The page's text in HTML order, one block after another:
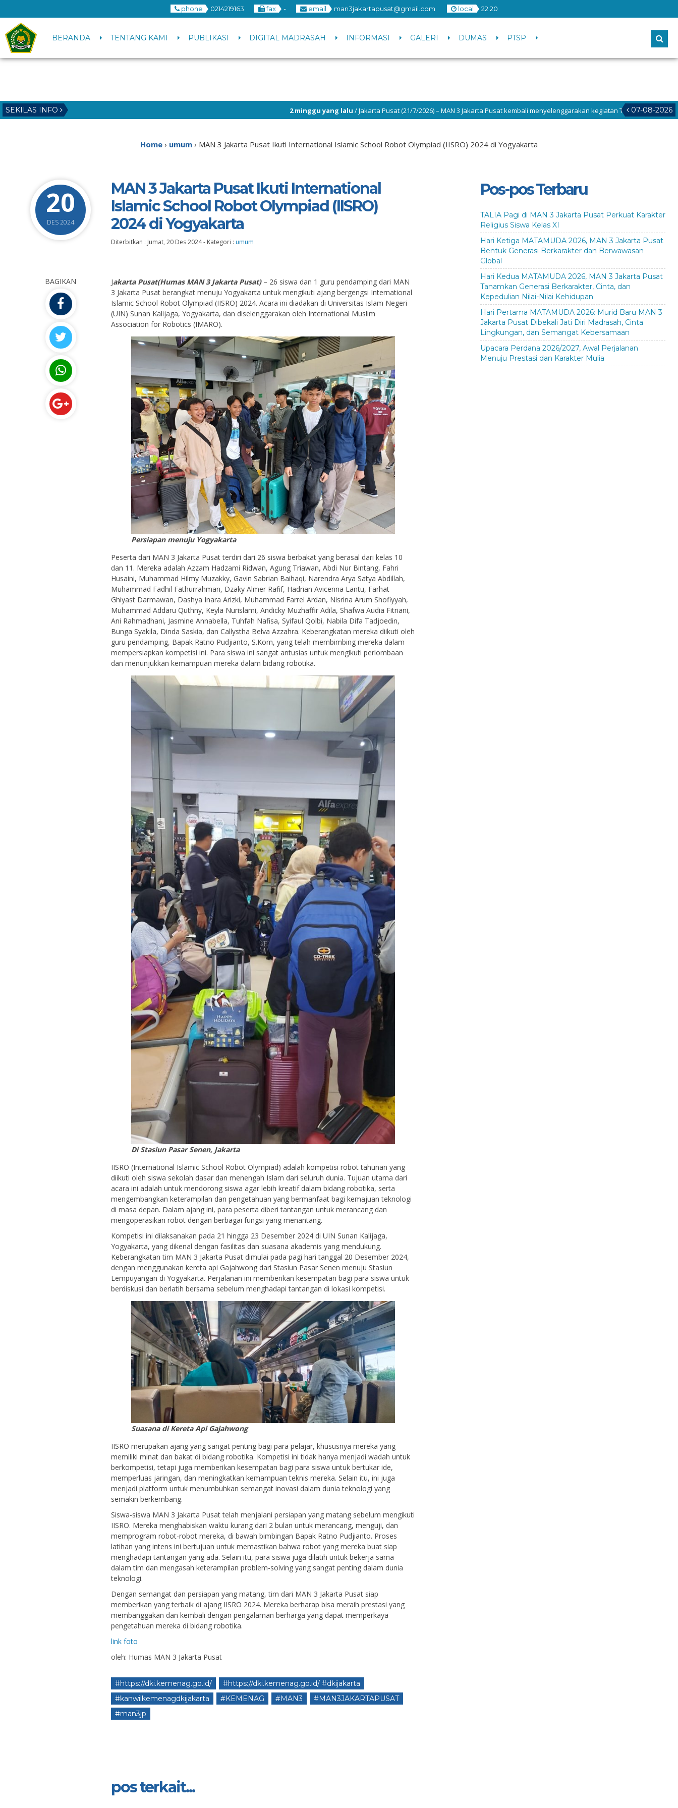
phone 0214219163 fax - email man3jakartapusat@gmail.com local 22:20
BERANDA TENTANG KAMI PUBLIKASI DIGITAL MADRASAH INFORMASI GALERI DUMAS PTSP
SEKILAS INFO 07-08-2026
/ Jakarta Pusat (21/7/2026) – MAN 3 Jakarta Pusat kembali menyelenggarakan kegiatan TALIA (Tadarus, Tahlil, dan Dhuha)
Home › umum › MAN 3 Jakarta Pusat Ikuti International Islamic School Robot Olympiad (IISRO) 2024 di Yogyakarta
20
DES 2024
MAN 3 Jakarta Pusat Ikuti International
Islamic School Robot Olympiad (IISRO)
2024 di Yogyakarta
Diterbitkan : Jumat, 20 Des 2024- Kategori : umum
BAGIKAN Jakarta Pusat(Humas MAN 3 Jakarta Pusat)– 26 siswa dan 1 guru pendamping dari MAN
3 Jakarta Pusat berangkat menuju Yogyakarta untuk mengikuti ajang bergengsi International
Islamic School Robot Olympiad (IISRO) 2024. Acara ini diadakan di Universitas Islam Negeri
(UIN) Sunan Kalijaga, Yogyakarta, dan diselenggarakan oleh International Muslim
Association for Robotics (IMARO).
Persiapan menuju Yogyakarta
Peserta dari MAN 3 Jakarta Pusat terdiri dari 26 siswa berbakat yang berasal dari kelas 10
dan 11. Mereka adalah Azzam Hadzami Ridwan, Agung Triawan, Abdi Nur Bintang, Fahri
Husaini, Muhammad Hilmy Muzakky, Gavin Sabrian Baihaqi, Narendra Arya Satya Abdillah,
Muhammad Fadhil Fathurrahman, Dzaky Almer Rafif, Hadrian Avicenna Lantu, Farhat
Ghiyast Darmawan, Dashya Inara Arizki, Muhammad Farrel Ardan, Nisrina Arum Shofiyyah,
Muhammad Addaru Quthny, Keyla Nurislami, Andicky Muzhaffir Adila, Shafwa Audia Fitriani,
Ani Rahmadhani, Jasmine Annabella, Tuhfah Nafisa, Syifaul Qolbi, Nabila Difa Tadjoedin,
Bunga Syakila, Dinda Saskia, dan Callystha Belva Azzahra. Keberangkatan mereka diikuti oleh
guru pendamping, Bapak Ratno Pudjianto, S.Kom, yang telah membimbing mereka dalam
mempersiapkan kompetisi ini. Para siswa ini sangat antusias untuk mengikuti perlombaan
dan menunjukkan kemampuan mereka dalam bidang robotika.
Di Stasiun Pasar Senen, Jakarta
IISRO (International Islamic School Robot Olympiad) adalah kompetisi robot tahunan yang
diikuti oleh siswa sekolah dasar dan menengah Islam dari seluruh dunia. Tujuan utama dari
acara ini adalah untuk mendorong siswa agar lebih kreatif dalam bidang robotika, serta
mengembangkan keterampilan dan pengetahuan yang bermanfaat bagi kemajuan teknologi
di masa depan. Dalam ajang ini, para peserta diberi tantangan untuk merancang dan
mengoperasikan robot dengan berbagai fungsi yang menantang.
Kompetisi ini dilaksanakan pada 21 hingga 23 Desember 2024 di UIN Sunan Kalijaga,
Yogyakarta, yang dikenal dengan fasilitas dan suasana akademis yang mendukung.
Keberangkatan tim MAN 3 Jakarta Pusat dimulai pada pagi hari tanggal 20 Desember 2024,
dengan menggunakan kereta api Gajahwong dari Stasiun Pasar Senen menuju Stasiun
Lempuyangan di Yogyakarta. Perjalanan ini memberikan kesempatan bagi para siswa untuk
berdiskusi dan berlatih bersama sebelum menghadapi tantangan di lokasi kompetisi.
Suasana di Kereta Api Gajahwong
IISRO merupakan ajang yang sangat penting bagi para pelajar, khususnya mereka yang
memiliki minat dan bakat di bidang robotika. Kompetisi ini tidak hanya menjadi wadah untuk
berkompetisi, tetapi juga memberikan kesempatan bagi para siswa untuk bertukar ide,
memperluas jaringan, dan meningkatkan kemampuan teknis mereka. Selain itu, ini juga
menjadi platform untuk menumbuhkan semangat inovasi dalam dunia teknologi yang
semakin berkembang.
Siswa-siswa MAN 3 Jakarta Pusat telah menjalani persiapan yang matang sebelum mengikuti
IISRO. Mereka menghabiskan waktu kurang dari 2 bulan untuk merancang, menguji, dan
memprogram robot-robot mereka, di bawah bimbingan Bapak Ratno Pudjianto. Proses
latihan yang intens ini bertujuan untuk memastikan bahwa robot yang mereka buat siap
menghadapi tantangan yang ada. Selain itu, para siswa juga dilatih untuk bekerja sama
dalam tim dan mengasah keterampilan problem-solving yang sangat penting dalam dunia
teknologi.
Dengan semangat dan persiapan yang matang, tim dari MAN 3 Jakarta Pusat siap
memberikan yang terbaik di ajang IISRO 2024. Mereka berharap bisa meraih prestasi yang
membanggakan dan kembali dengan pengalaman berharga yang dapat memperkaya
pengetahuan mereka di bidang robotika.
link foto
oleh: Humas MAN 3 Jakarta Pusat
#https://dki.kemenag.go.id/
#https://dki.kemenag.go.id/ #dkijakarta
#kanwilkemenagdkijakarta
#KEMENAG #MAN3
#MAN3JAKARTAPUSAT
#man3jp
pos terkait...
Pos-pos Terbaru
TALIA Pagi di MAN 3 Jakarta Pusat Perkuat Karakter
Religius Siswa Kelas XI
Hari Ketiga MATAMUDA 2026, MAN 3 Jakarta Pusat
Bentuk Generasi Berkarakter dan Berwawasan
Global
Hari Kedua MATAMUDA 2026, MAN 3 Jakarta Pusat
Tanamkan Generasi Berkarakter, Cinta, dan
Kepedulian Nilai-Nilai Kehidupan
Hari Pertama MATAMUDA 2026: Murid Baru MAN 3
Jakarta Pusat Dibekali Jati Diri Madrasah, Cinta
Lingkungan, dan Semangat Kebersamaan
Upacara Perdana 2026/2027, Awal Perjalanan
Menuju Prestasi dan Karakter Mulia